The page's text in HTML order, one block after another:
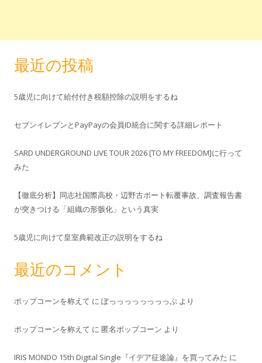
最近の投稿
5歳児に向けて給付付き税額控除の説明をするね
セブンイレブンとPayPayの会員ID統合に関する詳細レポート
SARD UNDERGROUND LIVE TOUR 2026 [TO MY FREEDOM]に行って
みた
【徹底分析】同志社国際高校・辺野古ボート転覆事故、調査報告書
が突きつける「組織の形骸化」という真実
5歳児に向けて皇室典範改正の説明をするね
最近のコメント
ポップコーンを称えて に ぽっっっっっっっっぷ より
ポップコーンを称えて に 匿名ポップコーン より
IRIS MONDO 15th Digital Single『イデア征途論』を買ってみた に